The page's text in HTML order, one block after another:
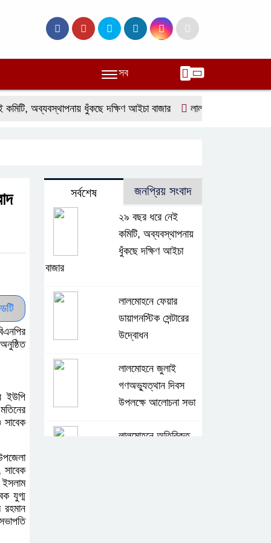
সব
অব্যবস্থাপনায় ধুঁকছে দক্ষিণ আইচা বাজার লালমোহনে ফেয়ার
ইউপি
সাবেক
সাবেক
ইসলাম
যুগ্ম
সর্বশেষ জনপ্রিয় সংবাদ
২৯ বছর ধরে নেই
কমিটি, অব্যবস্থাপনায়
ধুঁকছে দক্ষিণ আইচা
বাজার
লালমোহনে ফেয়ার
ডায়াগনস্টিক সেন্টারের
উদ্বোধন
লালমোহনে জুলাই
গণঅভ্যুত্থান দিবস
উপলক্ষে আলোচনা সভা
লালমোহনে অতিরিক্ত